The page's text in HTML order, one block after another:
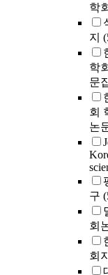
학
지
학
문
회
논
구
회
회지